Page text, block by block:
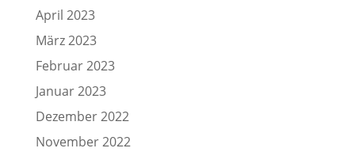
April 2023
März 2023
Februar 2023
Januar 2023
Dezember 2022
November 2022